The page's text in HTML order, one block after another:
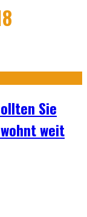
Sie
weit